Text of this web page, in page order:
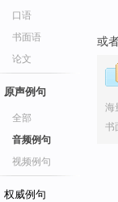
口语
书面语
论文
原声例句
全部
音频例句
视频例句
权威例句
或
海
书